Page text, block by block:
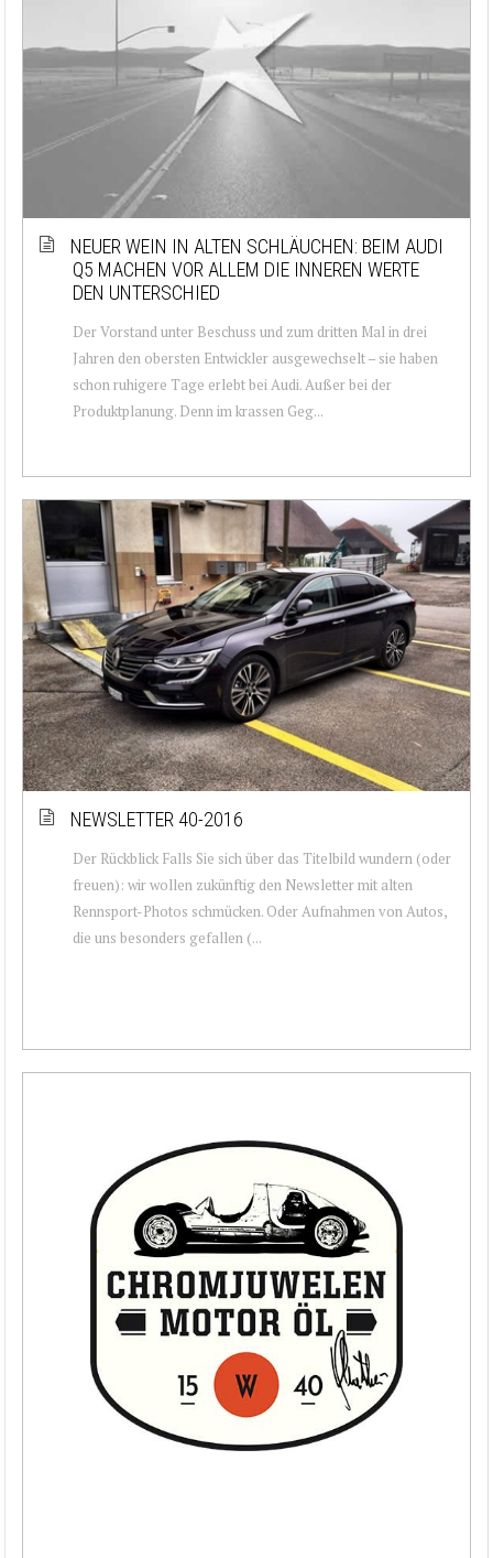
NEUER WEIN IN ALTEN SCHLÄUCHEN: BEIM AUDI
Q5 MACHEN VOR ALLEM DIE INNEREN WERTE
DEN UNTERSCHIED
Der Vorstand unter Beschuss und zum dritten Mal in drei
Jahren den obersten Entwickler ausgewechselt – sie haben
schon ruhigere Tage erlebt bei Audi. Außer bei der
Produktplanung. Denn im krassen Geg...
NEWSLETTER 40-2016
Der Rückblick Falls Sie sich über das Titelbild wundern (oder
freuen): wir wollen zukünftig den Newsletter mit alten
Rennsport-Photos schmücken. Oder Aufnahmen von Autos,
die uns besonders gefallen (...